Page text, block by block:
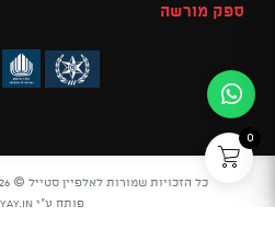
ספק מורשה
כל הזכויות שמורות לאלפיין סטייל © 2026 |
פותח ע"י
0